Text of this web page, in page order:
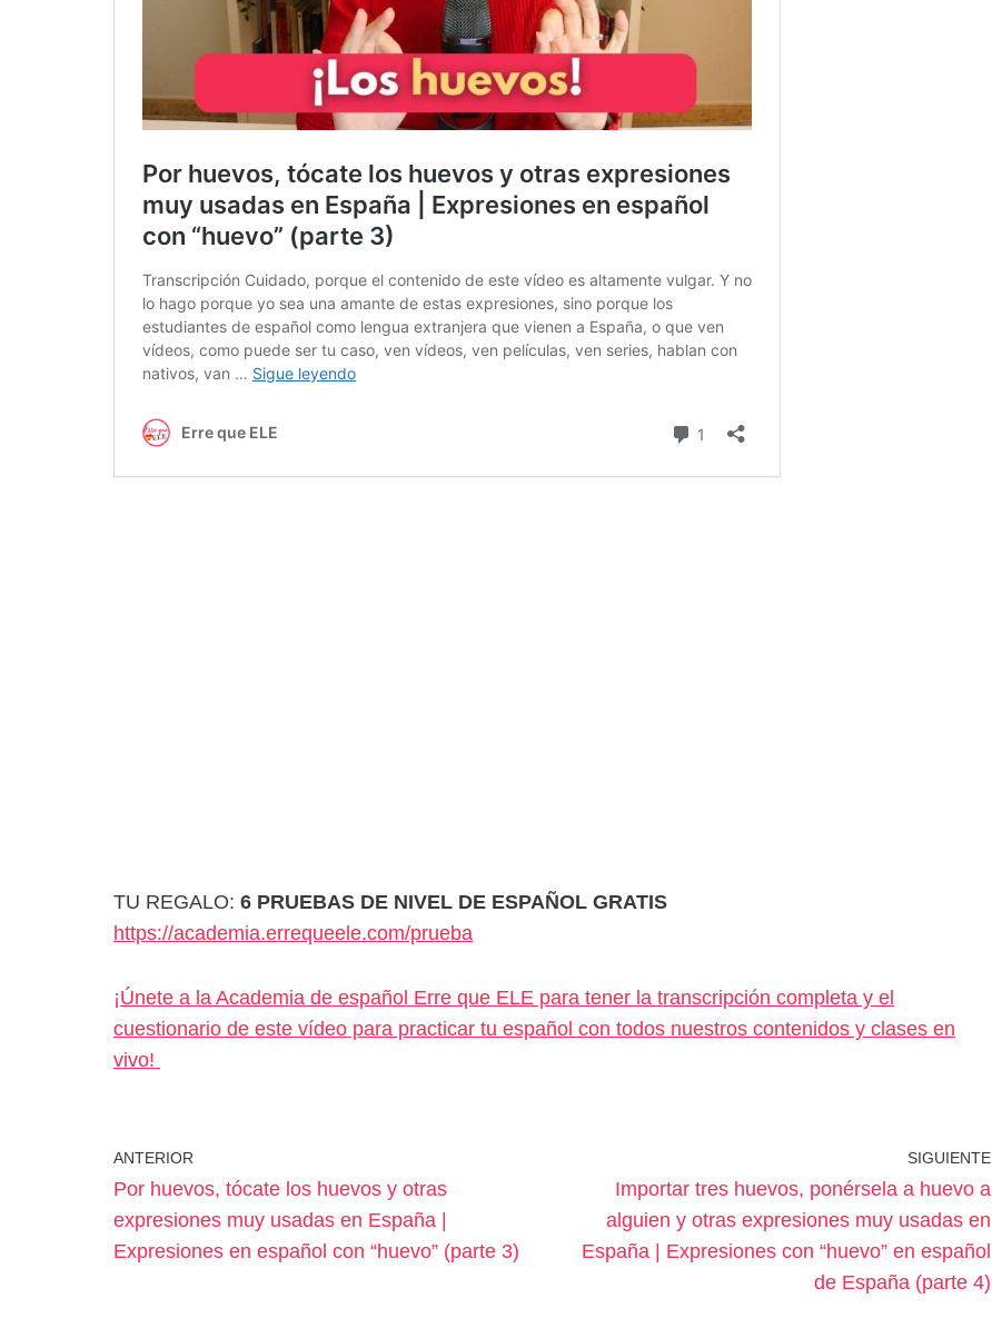
TU REGALO: 6 PRUEBAS DE NIVEL DE ESPAÑOL GRATIS
https://academia.errequeele.com/prueba
¡Únete a la Academia de español Erre que ELE para tener la transcripción completa y el
cuestionario de este vídeo para practicar tu español con todos nuestros contenidos y clases en
vivo!
ANTERIOR
Por huevos, tócate los huevos y otras
expresiones muy usadas en España |
Expresiones en español con “huevo” (parte 3)
SIGUIENTE
Importar tres huevos, ponérsela a huevo a
alguien y otras expresiones muy usadas en
España | Expresiones con “huevo” en español
de España (parte 4)